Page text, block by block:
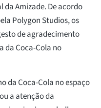
Amizade. De acordo
Polygon Studios, os
de agradecimento
da Coca-Cola no
da Coca-Cola no espaço
a atenção da